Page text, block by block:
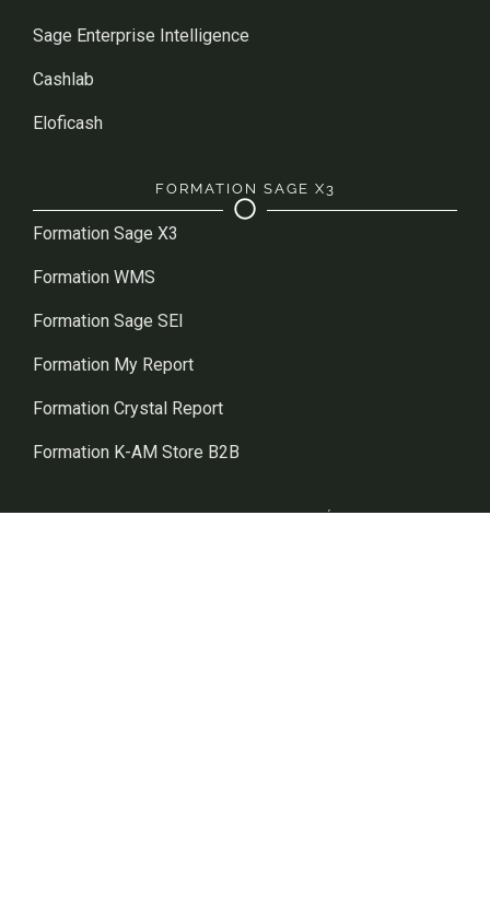
Sage Enterprise Intelligence
Cashlab
Eloficash
FORMATION SAGE X3
Formation Sage X3
Formation WMS
Formation Sage SEI
Formation My Report
Formation Crystal Report
Formation K-AM Store B2B
SECTEURS D’ACTIVITÉS